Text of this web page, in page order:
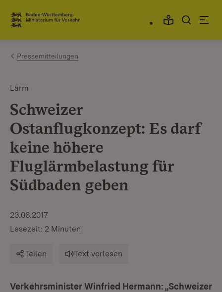
Zum Inhalt springen
Link zur Startseite
Pressemitteilungen
Lärm
Schweizer
Ostanflugkonzept: Es darf
keine höhere
Fluglärmbelastung für
Südbaden geben
23.06.2017
Lesezeit: 2 Minuten
Teilen Text vorlesen
Verkehrsminister Winfried Hermann: „Schweizer